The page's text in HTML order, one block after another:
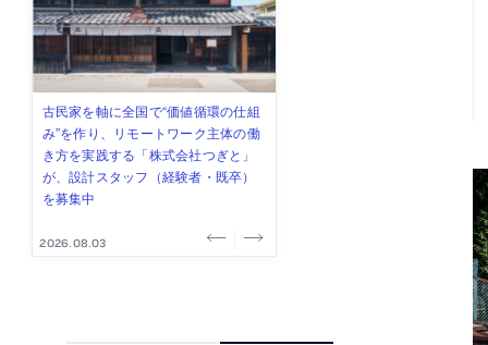
佐々木慧が主宰する「axonometric株
式会社」が、設計スタッフ（経験
者・既卒・2027年新卒）を募集中
2026.08.07
古民家を軸に全国で“価値循環の仕組
み”を作り、リモートワーク主体の働
き方を実践する「株式会社つぎと」
が、設計スタッフ（経験者・既卒）
を募集中
2026.08.03
リノベる株式会社が、設計パートナ
ー (業務委託) を募集中
2026.08.03
社会への影響力のある建築を手掛
け、スタッフ同士で助け合う環境づ
くりも行う「E.A.S.T.architects」
が、設計スタッフ（経験者・既卒・
2027年新卒）を募集中
2026.07.31
代官山を拠点に活動する「梅澤竜也 /
ALA INC.」が、設計スタッフ・アル
バイト・事務職を募集中
2026.07.30